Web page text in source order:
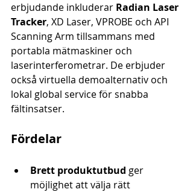
erbjudande inkluderar Radian Laser
Tracker, XD Laser, VPROBE och API
Scanning Arm tillsammans med
portabla mätmaskiner och
laserinterferometrar. De erbjuder
också virtuella demoalternativ och
lokal global service för snabba
fältinsatser.
Fördelar
Brett produktutbud ger
möjlighet att välja rätt